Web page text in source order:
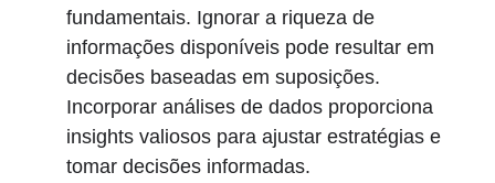
fundamentais. Ignorar a riqueza de
informações disponíveis pode resultar em
decisões baseadas em suposições.
Incorporar análises de dados proporciona
insights valiosos para ajustar estratégias e
tomar decisões informadas.